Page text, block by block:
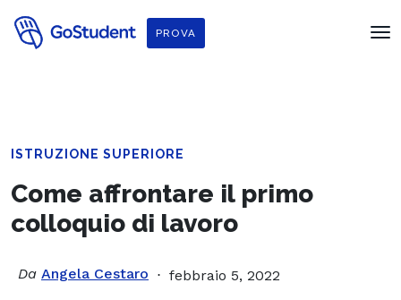
PROVA
ISTRUZIONE SUPERIORE
Come affrontare il primo
colloquio di lavoro
Da Angela Cestaro febbraio 5, 2022